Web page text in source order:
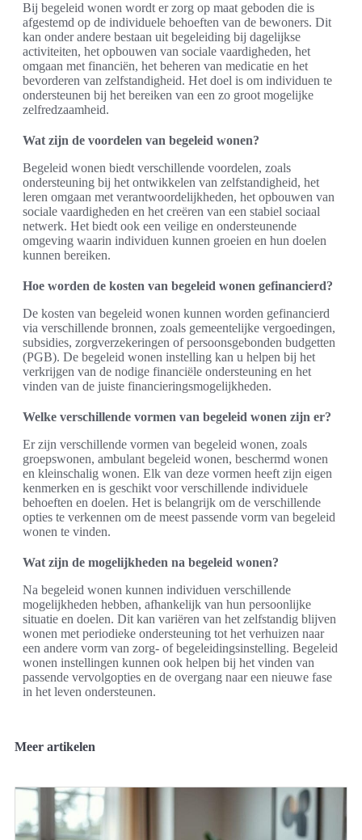
Bij begeleid wonen wordt er zorg op maat geboden die is
afgestemd op de individuele behoeften van de bewoners. Dit
kan onder andere bestaan uit begeleiding bij dagelijkse
activiteiten, het opbouwen van sociale vaardigheden, het
omgaan met financiën, het beheren van medicatie en het
bevorderen van zelfstandigheid. Het doel is om individuen te
ondersteunen bij het bereiken van een zo groot mogelijke
zelfredzaamheid.
Wat zijn de voordelen van begeleid wonen?
Begeleid wonen biedt verschillende voordelen, zoals
ondersteuning bij het ontwikkelen van zelfstandigheid, het
leren omgaan met verantwoordelijkheden, het opbouwen van
sociale vaardigheden en het creëren van een stabiel sociaal
netwerk. Het biedt ook een veilige en ondersteunende
omgeving waarin individuen kunnen groeien en hun doelen
kunnen bereiken.
Hoe worden de kosten van begeleid wonen gefinancierd?
De kosten van begeleid wonen kunnen worden gefinancierd
via verschillende bronnen, zoals gemeentelijke vergoedingen,
subsidies, zorgverzekeringen of persoonsgebonden budgetten
(PGB). De begeleid wonen instelling kan u helpen bij het
verkrijgen van de nodige financiële ondersteuning en het
vinden van de juiste financieringsmogelijkheden.
Welke verschillende vormen van begeleid wonen zijn er?
Er zijn verschillende vormen van begeleid wonen, zoals
groepswonen, ambulant begeleid wonen, beschermd wonen
en kleinschalig wonen. Elk van deze vormen heeft zijn eigen
kenmerken en is geschikt voor verschillende individuele
behoeften en doelen. Het is belangrijk om de verschillende
opties te verkennen om de meest passende vorm van begeleid
wonen te vinden.
Wat zijn de mogelijkheden na begeleid wonen?
Na begeleid wonen kunnen individuen verschillende
mogelijkheden hebben, afhankelijk van hun persoonlijke
situatie en doelen. Dit kan variëren van het zelfstandig blijven
wonen met periodieke ondersteuning tot het verhuizen naar
een andere vorm van zorg- of begeleidingsinstelling. Begeleid
wonen instellingen kunnen ook helpen bij het vinden van
passende vervolgopties en de overgang naar een nieuwe fase
in het leven ondersteunen.
Meer artikelen